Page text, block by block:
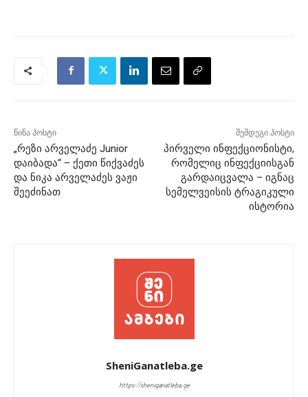
წინა პოსტი
„რეზი არველაძე Junior
დაიბადა“ – ქეთი წიქვაძეს
და ნიკა არველაძეს ვაჟი
შეეძინათ
შემდეგი პოსტი
პირველი ინფექციონისტი,
რომელიც ინფექციისგან
გარდაიცვალა – იგნაც
სემელვეისის ტრაგიკული
ისტორია
SheniGanatleba.ge
https://sheniganatleba.ge